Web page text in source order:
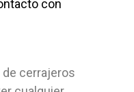
con
cerrajeros